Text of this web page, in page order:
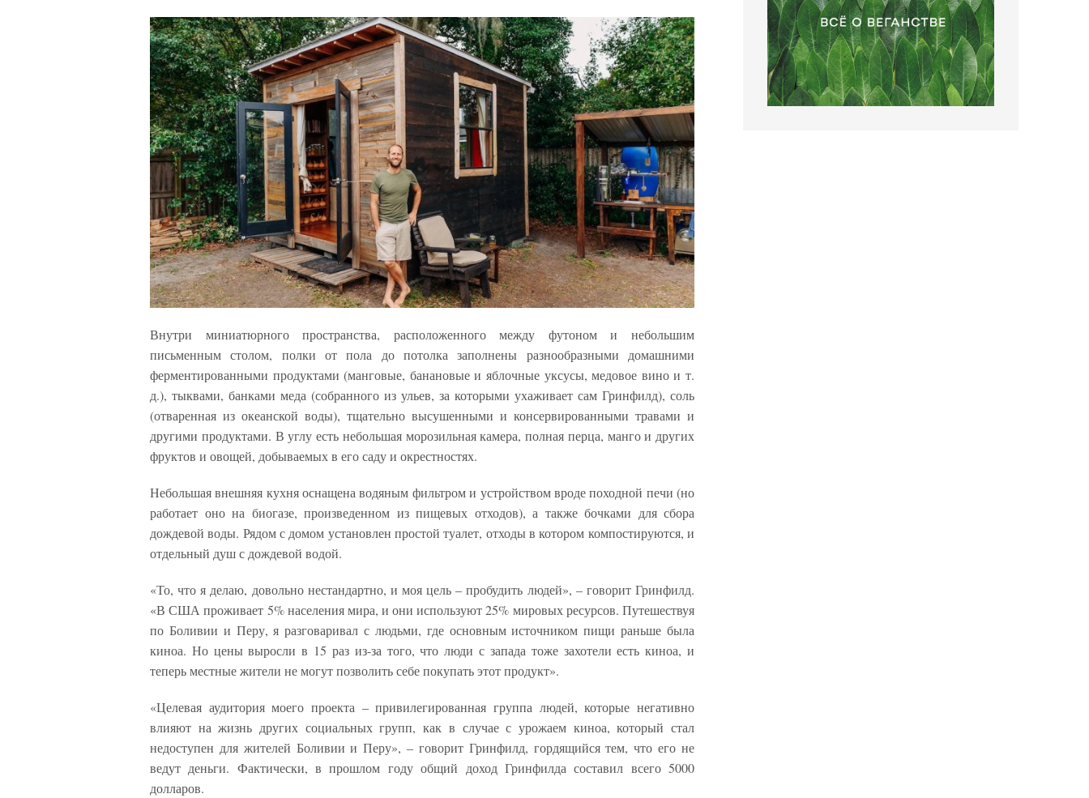
Внутри миниатюрного пространства, расположенного между футоном и небольшим
письменным столом, полки от пола до потолка заполнены разнообразными домашними
ферментированными продуктами (манговые, банановые и яблочные уксусы, медовое вино и т.
д.), тыквами, банками меда (собранного из ульев, за которыми ухаживает сам Гринфилд), соль
(отваренная из океанской воды), тщательно высушенными и консервированными травами и
другими продуктами. В углу есть небольшая морозильная камера, полная перца, манго и других
фруктов и овощей, добываемых в его саду и окрестностях.
Небольшая внешняя кухня оснащена водяным фильтром и устройством вроде походной печи (но
работает оно на биогазе, произведенном из пищевых отходов), а также бочками для сбора
дождевой воды. Рядом с домом установлен простой туалет, отходы в котором компостируются, и
отдельный душ с дождевой водой.
«То, что я делаю, довольно нестандартно, и моя цель – пробудить людей», – говорит Гринфилд.
«В США проживает 5% населения мира, и они используют 25% мировых ресурсов. Путешествуя
по Боливии и Перу, я разговаривал с людьми, где основным источником пищи раньше была
киноа. Но цены выросли в 15 раз из-за того, что люди с запада тоже захотели есть киноа, и
теперь местные жители не могут позволить себе покупать этот продукт».
«Целевая аудитория моего проекта – привилегированная группа людей, которые негативно
влияют на жизнь других социальных групп, как в случае с урожаем киноа, который стал
недоступен для жителей Боливии и Перу», – говорит Гринфилд, гордящийся тем, что его не
ведут деньги. Фактически, в прошлом году общий доход Гринфилда составил всего 5000
долларов.